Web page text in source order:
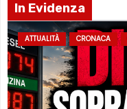
In Evidenza
ATTUALITÀ CRONACA